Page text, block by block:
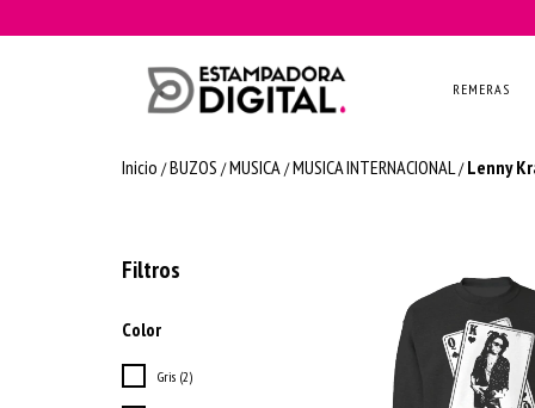
REMERAS
Inicio /BUZOS /MUSICA/MUSICA INTERNACIONAL/ Lenny
Filtros
Color
Gris (2)